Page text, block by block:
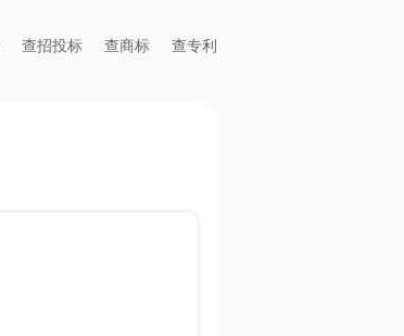
查招投标 查商标 查专利